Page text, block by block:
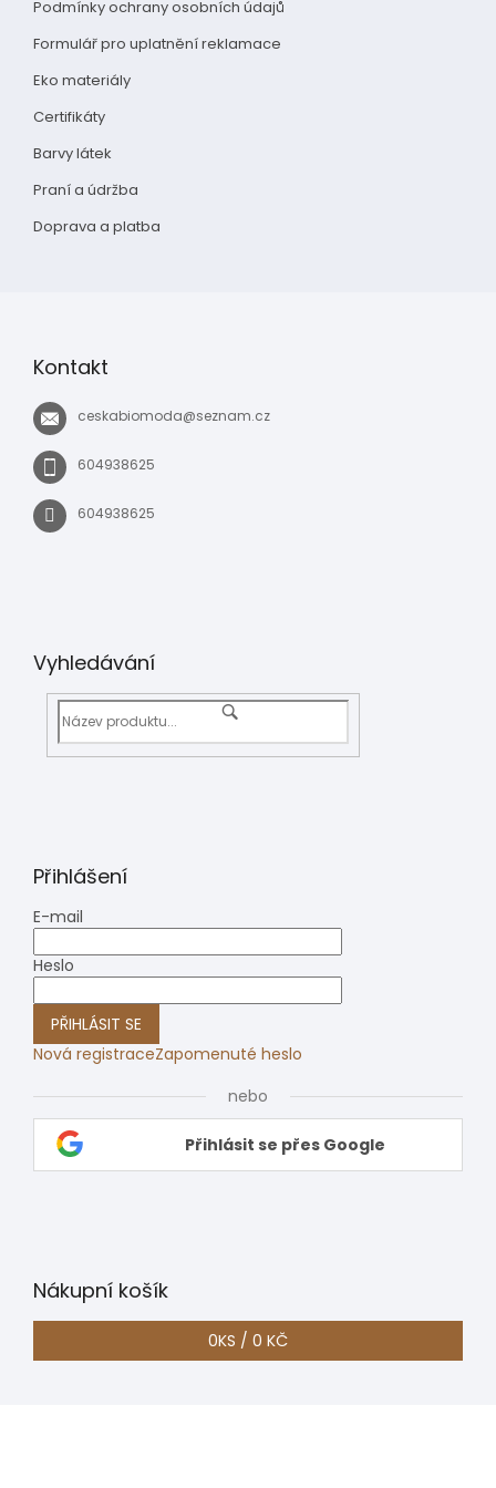
Podmínky ochrany osobních údajů
Formulář pro uplatnění reklamace
Eko materiály
Certifikáty
Barvy látek
Praní a údržba
Doprava a platba
Kontakt
ceskabiomoda@seznam.cz
604938625
604938625
Vyhledávání
Přihlášení
E-mail
Heslo
PŘIHLÁSIT SE
Nová registraceZapomenuté heslo
nebo
Přihlásit se přes Google
Nákupní košík
0KS / 0 KČ